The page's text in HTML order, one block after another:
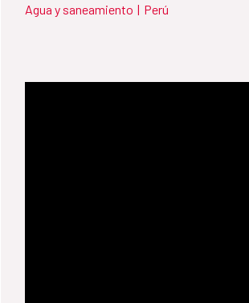
Agua y saneamiento | Perú